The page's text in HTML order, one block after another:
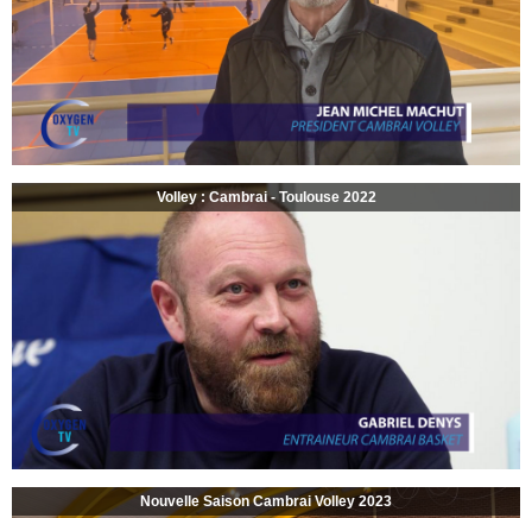
Volley : Cambrai - Toulouse 2022
Nouvelle Saison Cambrai Volley 2023